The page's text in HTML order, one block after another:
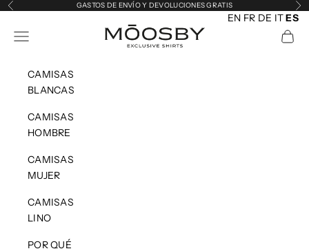
Ir al contenido
Anterior GASTOS DE ENVÍO Y DEVOLUCIONES GRATIS
MOOSBY
Abrir menú de navegación Abrir
CAMISAS
BLANCAS
CAMISAS
HOMBRE
CAMISAS
MUJER
CAMISAS
LINO
POR QUÉ
EN FR DE ITES